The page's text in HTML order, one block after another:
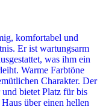
komfortabel und
Er ist wartungsarm
was ihm ein
Warme Farbtöne
Charakter. Der
bietet Platz für bis
über einen hellen